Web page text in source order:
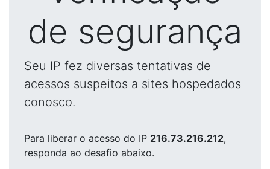
de segurança
Seu IP fez diversas tentativas de
acessos suspeitos a sites hospedados
conosco.
Para liberar o acesso do IP 216.73.216.212,
responda ao desafio abaixo.